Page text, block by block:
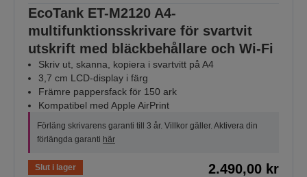
EcoTank ET-M2120 A4-
multifunktionsskrivare för svartvit
utskrift med bläckbehållare och Wi-Fi
Skriv ut, skanna, kopiera i svartvitt på A4
3,7 cm LCD-display i färg
Främre pappersfack för 150 ark
Kompatibel med Apple AirPrint
Förläng skrivarens garanti till 3 år. Villkor gäller. Aktivera din
förlängda garanti här
Slut i lager 2.490,00 kr